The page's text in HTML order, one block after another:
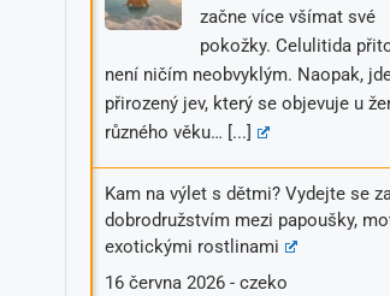
začne více všímat své
pokožky. Celulitida
není ničím neobvyklým. Naopak,
přirozený jev, který se objevuje u
různého věku… [...]
Kam na výlet s dětmi? Vydejte se
dobrodružstvím mezi papoušky,
exotickými rostlinami
16 června 2026 - czeko